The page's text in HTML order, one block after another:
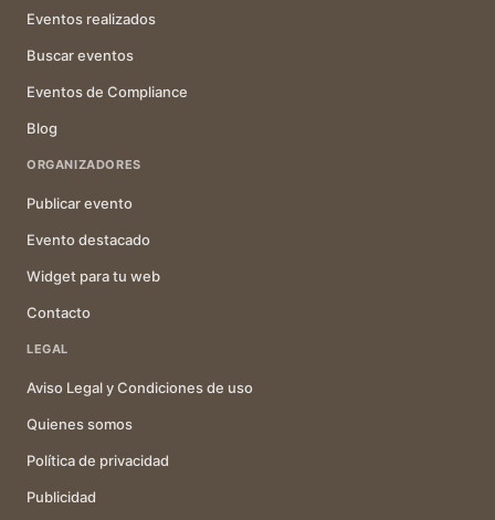
Eventos realizados
Buscar eventos
Eventos de Compliance
Blog
ORGANIZADORES
Publicar evento
Evento destacado
Widget para tu web
Contacto
LEGAL
Aviso Legal y Condiciones de uso
Quienes somos
Política de privacidad
Publicidad